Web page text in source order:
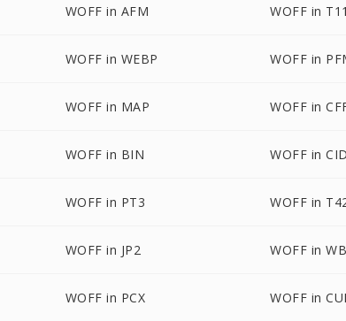
WOFF in AFM WOFF in
WOFF in WEBP WOFF in
WOFF in MAP WOFF in
WOFF in BIN WOFF in
WOFF in PT3 WOFF in
WOFF in JP2 WOFF in
WOFF in PCX WOFF in